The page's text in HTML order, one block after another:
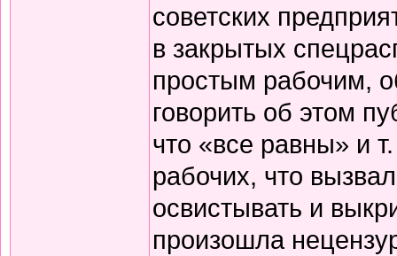
советских
в закрытых
простым рабочим,
говорить об этом
что «все равны» и
рабочих, что
освистывать и
произошла